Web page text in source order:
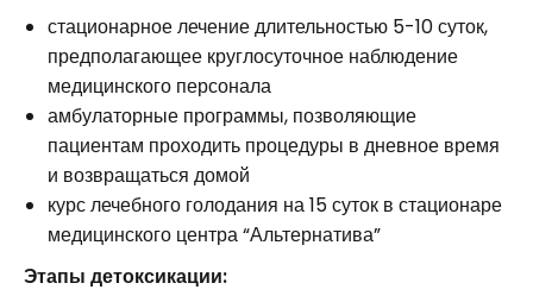
стационарное лечение длительностью 5-10 суток,
предполагающее круглосуточное наблюдение
медицинского персонала
амбулаторные программы, позволяющие
пациентам проходить процедуры в дневное время
и возвращаться домой
курс лечебного голодания на 15 суток в стационаре
медицинского центра “Альтернатива”
Этапы детоксикации: